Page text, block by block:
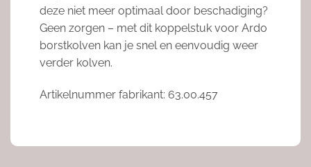
deze niet meer optimaal door beschadiging?
Geen zorgen – met dit koppelstuk voor Ardo
borstkolven kan je snel en eenvoudig weer
verder kolven.
Artikelnummer fabrikant: 63.00.457